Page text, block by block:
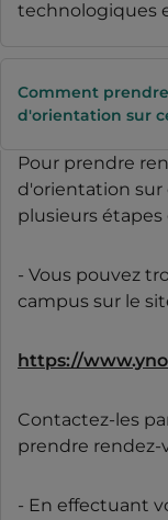
technologiques
Comment
d'orientation sur
Pour prendre
d'orientation sur
plusieurs étapes
- Vous pouvez
campus sur le
https://
Contactez-les
prendre rendez-
- En effectuant